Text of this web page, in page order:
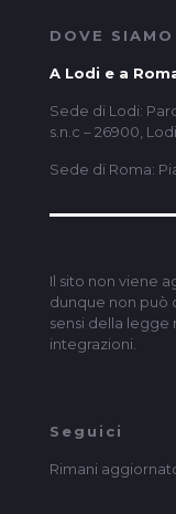
DOVE SIAMO
A Lodi e a
Sede di Lodi:
s.n.c – 26900, Lodi
Sede di Roma:
Il sito non viene
dunque non può
sensi della legge
integrazioni.
Seguici
Rimani